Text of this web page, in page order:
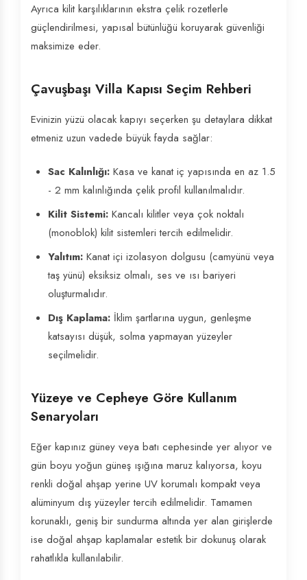
Ayrıca kilit karşılıklarının ekstra çelik rozetlerle
güçlendirilmesi, yapısal bütünlüğü koruyarak güvenliği
maksimize eder.
Çavuşbaşı Villa Kapısı Seçim Rehberi
Evinizin yüzü olacak kapıyı seçerken şu detaylara dikkat
etmeniz uzun vadede büyük fayda sağlar:
Sac Kalınlığı: Kasa ve kanat iç yapısında en az 1.5
- 2 mm kalınlığında çelik profil kullanılmalıdır.
Kilit Sistemi: Kancalı kilitler veya çok noktalı
(monoblok) kilit sistemleri tercih edilmelidir.
Yalıtım: Kanat içi izolasyon dolgusu (camyünü veya
taş yünü) eksiksiz olmalı, ses ve ısı bariyeri
oluşturmalıdır.
Dış Kaplama: İklim şartlarına uygun, genleşme
katsayısı düşük, solma yapmayan yüzeyler
seçilmelidir.
Yüzeye ve Cepheye Göre Kullanım
Senaryoları
Eğer kapınız güney veya batı cephesinde yer alıyor ve
gün boyu yoğun güneş ışığına maruz kalıyorsa, koyu
renkli doğal ahşap yerine UV korumalı kompakt veya
alüminyum dış yüzeyler tercih edilmelidir. Tamamen
korunaklı, geniş bir sundurma altında yer alan girişlerde
ise doğal ahşap kaplamalar estetik bir dokunuş olarak
rahatlıkla kullanılabilir.